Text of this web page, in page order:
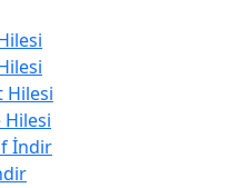
Hilesi
İndir